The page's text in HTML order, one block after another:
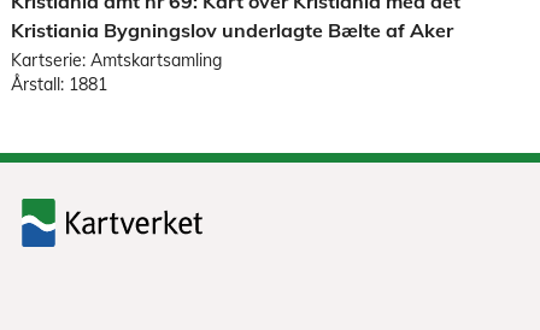
Kristiania Bygningslov underlagte Bælte af Aker
Kartserie: Amtskartsamling
Årstall: 1881